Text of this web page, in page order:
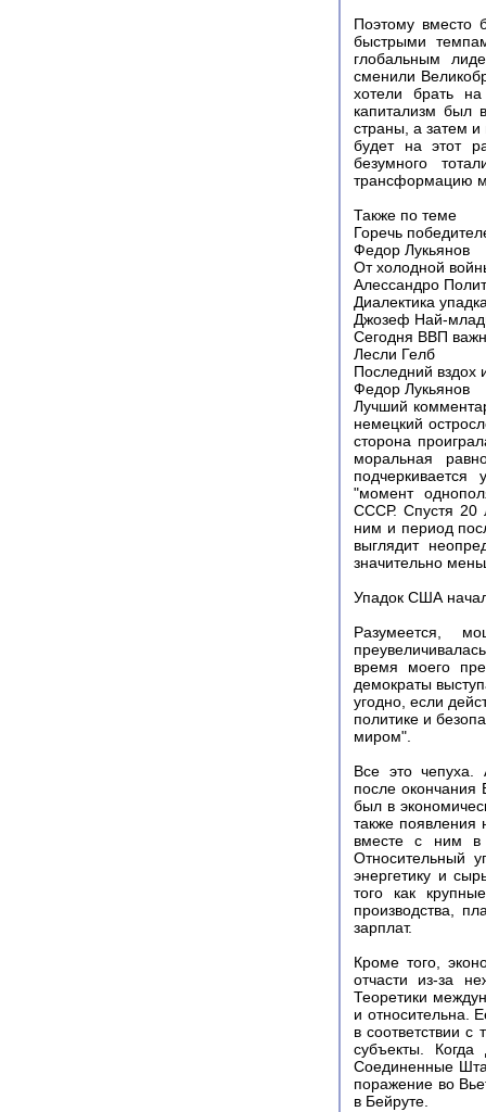
Поэтому вместо
быстрыми
глобальным
сменили
хотели брать
капитализм был
страны, а затем и
будет на этот
безумного
трансформацию
Также по теме
Горечь
Федор Лукьянов
От холодной
Алессандро
Диалектика
Джозеф Най-
Сегодня ВВП
Лесли Гелб
Последний вздох
Федор Лукьянов
Лучший
немецкий
сторона
моральная
"момент
СССР. Спустя 20
ним и период
выглядит
значительно
Упадок США
Разумеется,
время моего
демократы
угодно, если
политике и
миром".
Все это чепуха.
после
был в
также появления
вместе с ним в
Относительный
энергетику и
того как
производства,
зарплат.
Кроме того,
отчасти из-за
Теоретики
и относительна.
в соответствии с
субъекты.
Соединенные
поражение во
в Бейруте.